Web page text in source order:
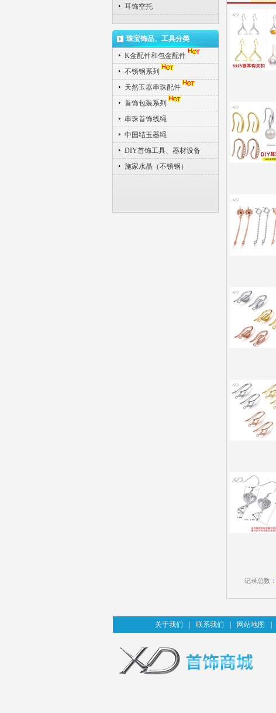
耳饰空托
珠宝饰品、工具分类
K金配件和包金配件
不锈钢系列
天然玉器串珠配件
首饰包装系列
串珠首饰线绳
中国结玉器绳
DIY首饰工具、器材设备
施家水晶（不锈钢）
记录总数：
关于我们 联系我们 网站地图